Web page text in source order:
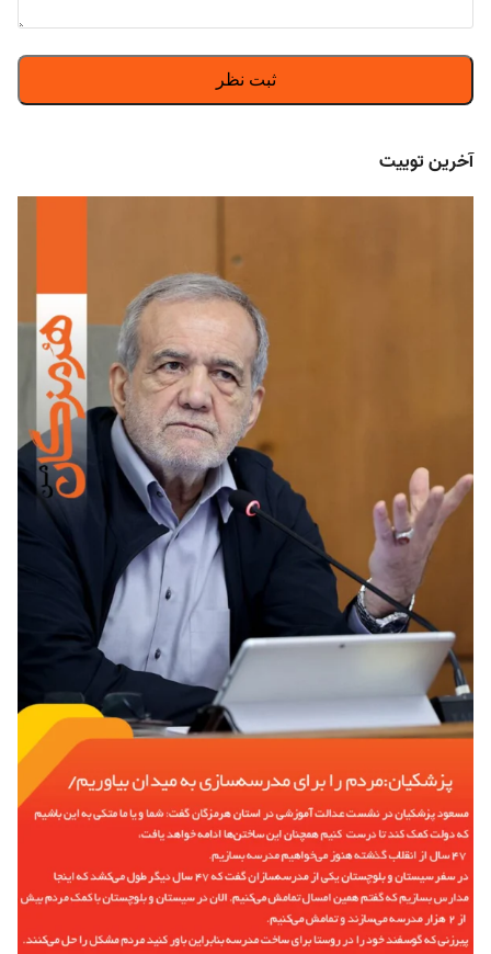
آخرین توییت